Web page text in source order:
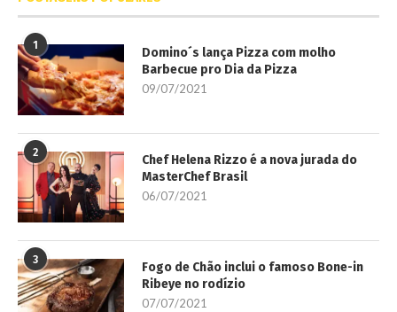
1
Domino´s lança Pizza com molho
Barbecue pro Dia da Pizza
09/07/2021
2
Chef Helena Rizzo é a nova jurada do
MasterChef Brasil
06/07/2021
3
Fogo de Chão inclui o famoso Bone-in
Ribeye no rodízio
07/07/2021